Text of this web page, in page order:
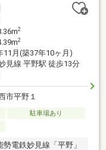
2
2
11月(築37年10ヶ月)
見線 平野駅 徒歩13分
市平野１
駐車場あり
電鉄妙見線「平野」